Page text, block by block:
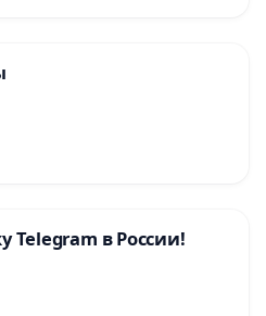
Telegram в России!